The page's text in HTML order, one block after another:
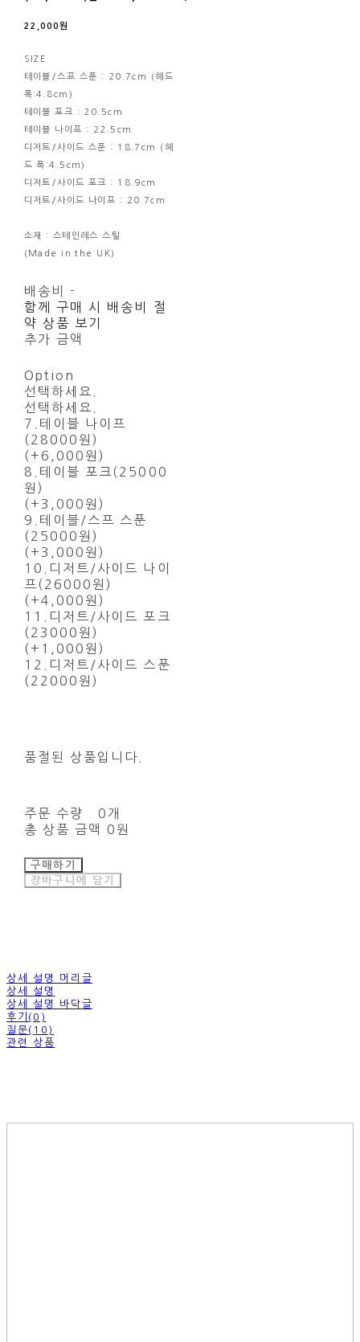
22,000원
SIZE
테이블/스프 스푼 : 20.7cm (헤드
폭:4.8cm)
테이블 포크 : 20.5cm
테이블 나이프 : 22.5cm
디저트/사이드 스푼 : 18.7cm (헤
드 폭:4.5cm)
디저트/사이드 포크 : 18.9cm
디저트/사이드 나이프 : 20.7cm
소재 : 스테인레스 스틸
(Made in the UK)
배송비 -
함께 구매 시 배송비 절
약 상품 보기
추가 금액
Option
선택하세요.
선택하세요.
7.테이블 나이프
(28000원)
(+6,000원)
8.테이블 포크(25000
원)
(+3,000원)
9.테이블/스프 스푼
(25000원)
(+3,000원)
10.디저트/사이드 나이
프(26000원)
(+4,000원)
11.디저트/사이드 포크
(23000원)
(+1,000원)
12.디저트/사이드 스푼
(22000원)
품절된 상품입니다.
주문 수량
0개
총 상품 금액
0원
구매하기
장바구니에 담기
상세 설명 머리글
상세 설명
상세 설명 바닥글
후기(0)
질문(10)
관련 상품